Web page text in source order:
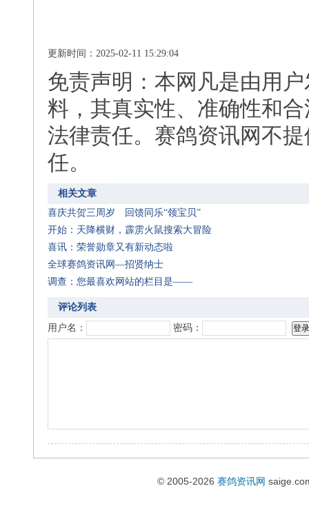
更新时间：2025-02-11 15:29:04
免责声明：本网凡是由用
料，其真实性、准确性和
法律责任。赛鸽资讯网不
任。
相关文章
喜庆共贺三周岁 回馈同乐“领宝贝”
开始：天降横财，霹雳火鼠搜索大冒险
喜讯：荣誉勋章又有新动态啦
全球赛鸽资讯网—招贤纳士
调查：您最喜欢网站的栏目是——
评论列表
用户名：
密码：
© 2005-2026 赛鸽资讯网